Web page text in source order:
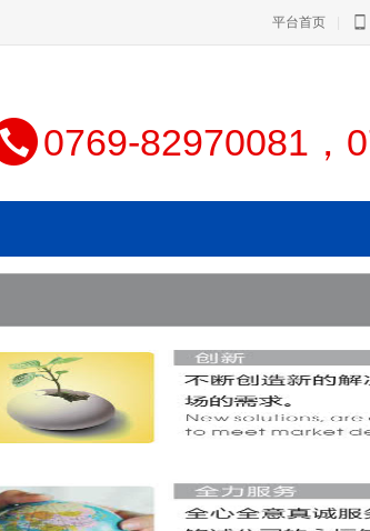
平台首页
0769-82970081，